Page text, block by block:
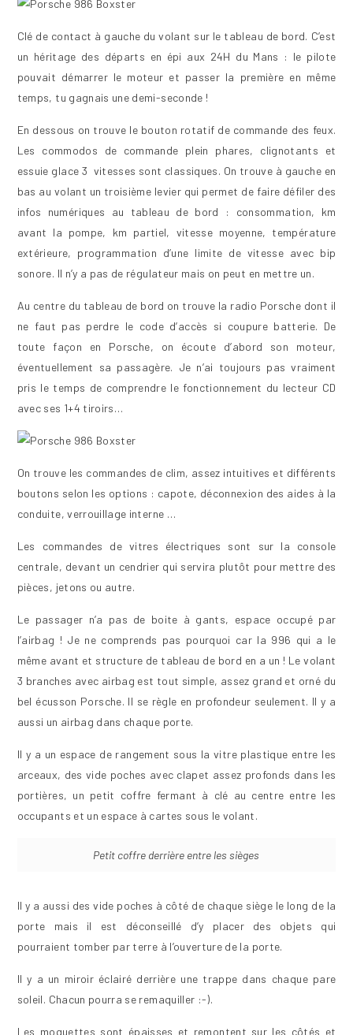
Clé de contact à gauche du volant sur le tableau de bord. C’est
un héritage des départs en épi aux 24H du Mans : le pilote
pouvait démarrer le moteur et passer la première en même
temps, tu gagnais une demi-seconde !
En dessous on trouve le bouton rotatif de commande des feux.
Les commodos de commande plein phares, clignotants et
essuie glace 3 vitesses sont classiques. On trouve à gauche en
bas au volant un troisième levier qui permet de faire défiler des
infos numériques au tableau de bord : consommation, km
avant la pompe, km partiel, vitesse moyenne, température
extérieure, programmation d’une limite de vitesse avec bip
sonore. Il n’y a pas de régulateur mais on peut en mettre un.
Au centre du tableau de bord on trouve la radio Porsche dont il
ne faut pas perdre le code d’accès si coupure batterie. De
toute façon en Porsche, on écoute d’abord son moteur,
éventuellement sa passagère. Je n’ai toujours pas vraiment
pris le temps de comprendre le fonctionnement du lecteur CD
avec ses 1+4 tiroirs…
On trouve les commandes de clim, assez intuitives et différents
boutons selon les options : capote, déconnexion des aides à la
conduite, verrouillage interne …
Les commandes de vitres électriques sont sur la console
centrale, devant un cendrier qui servira plutôt pour mettre des
pièces, jetons ou autre.
Le passager n’a pas de boite à gants, espace occupé par
l’airbag ! Je ne comprends pas pourquoi car la 996 qui a le
même avant et structure de tableau de bord en a un ! Le volant
3 branches avec airbag est tout simple, assez grand et orné du
bel écusson Porsche. Il se règle en profondeur seulement. Il y a
aussi un airbag dans chaque porte.
Il y a un espace de rangement sous la vitre plastique entre les
arceaux, des vide poches avec clapet assez profonds dans les
portières, un petit coffre fermant à clé au centre entre les
occupants et un espace à cartes sous le volant.
Petit coffre derrière entre les sièges
Il y a aussi des vide poches à côté de chaque siège le long de la
porte mais il est déconseillé d’y placer des objets qui
pourraient tomber par terre à l’ouverture de la porte.
Il y a un miroir éclairé derrière une trappe dans chaque pare
soleil. Chacun pourra se remaquiller :-).
Les moquettes sont épaisses et remontent sur les côtés et